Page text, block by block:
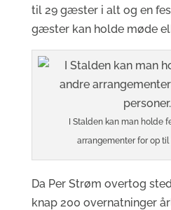
til 29 gæster i alt og en
gæster kan holde møde
I Stalden kan man holde
arrangementer for op til
Da Per Strøm overtog
knap 200 overnatninger